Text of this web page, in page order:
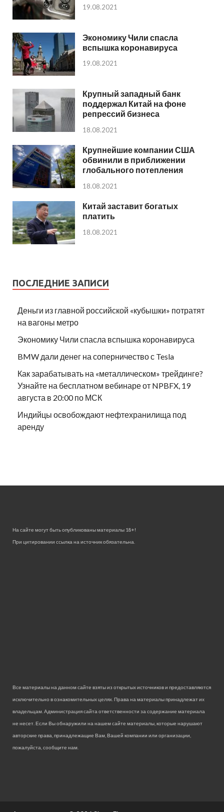
19.08.2021
Экономику Чили спасла
вспышка коронавируса
19.08.2021
Крупный западный банк
поддержал Китай на фоне
репрессий бизнеса
18.08.2021
Крупнейшие компании США
обвинили в приближении
глобального потепления
18.08.2021
Китай заставит богатых
платить
18.08.2021
ПОСЛЕДНИЕ ЗАПИСИ
Деньги из главной российской «кубышки» потратят
на вагоны метро
Экономику Чили спасла вспышка коронавируса
BMW дали денег на соперничество с Tesla
Как зарабатывать на «металлическом» трейдинге?
Узнайте на бесплатном вебинаре от NPBFX, 19
августа в 20:00 по МСК
Индийцы освобождают нефтехранилища под
аренду
На сайте могут быть опубликованы материалы 18+!
При цитировании ссылка на источник обязательна.
Все материалы на данном сайте взяты из открытых источников и предоставляются
исключительно в ознакомительных целях. Права на материалы принадлежат их
владельцам. Администрация сайта ответственности за содержание материала
не несет. Если Вы обнаружили на нашем сайте материалы, которые нарушают
авторские права, принадлежащие Вам, Вашей компании или организации,
пожалуйста, сообщите нам.